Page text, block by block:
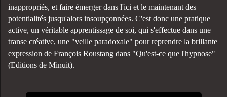
inappropriés, et faire émerger dans l'ici et le maintenant des
potentialités jusqu'alors insoupçonnées. C'est donc une pratique
active, un véritable apprentissage de soi, qui s'effectue dans une
transe créative, une "veille paradoxale" pour reprendre la brillante
expression de François Roustang dans "Qu'est-ce que l'hypnose"
(Editions de Minuit).